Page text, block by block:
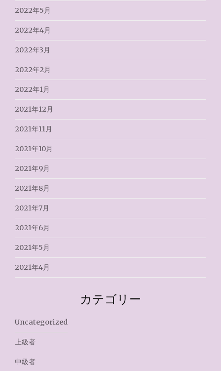
2022年5月
2022年4月
2022年3月
2022年2月
2022年1月
2021年12月
2021年11月
2021年10月
2021年9月
2021年8月
2021年7月
2021年6月
2021年5月
2021年4月
カテゴリー
Uncategorized
上級者
中級者